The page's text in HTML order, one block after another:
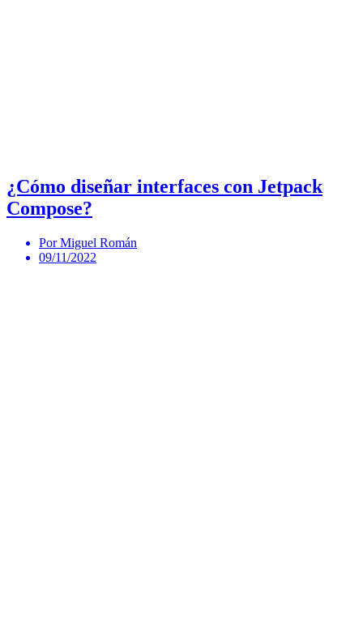
¿Cómo diseñar interfaces con Jetpack
Compose?
Por Miguel Román
09/11/2022